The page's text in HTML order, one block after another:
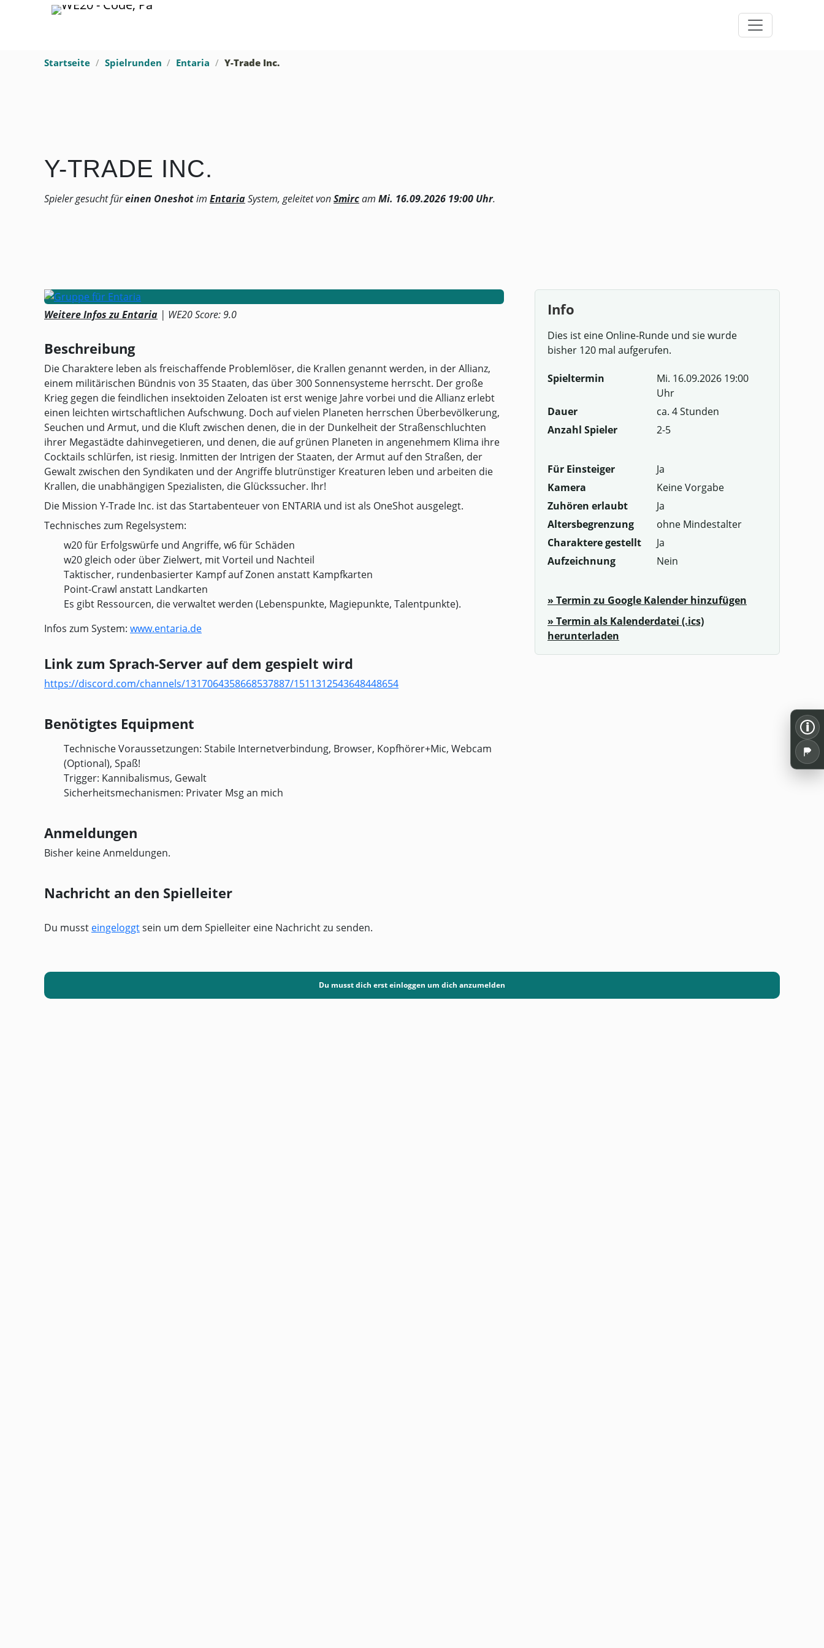
Startseite Spielrunden Entaria Y-Trade Inc.
Y-TRADE INC.
Spieler gesucht füreinen Oneshotim EntariaSystem, geleitet vonSmircam Mi. 16.09.2026 19:00 Uhr.
Weitere Infos zu Entaria | WE20 Score: 9.0
Beschreibung
Die Charaktere leben als freischaffende Problemlöser, die Krallen genannt werden, in der Allianz,
einem militärischen Bündnis von 35 Staaten, das über 300 Sonnensysteme herrscht. Der große
Krieg gegen die feindlichen insektoiden Zeloaten ist erst wenige Jahre vorbei und die Allianz erlebt
einen leichten wirtschaftlichen Aufschwung. Doch auf vielen Planeten herrschen Überbevölkerung,
Seuchen und Armut, und die Kluft zwischen denen, die in der Dunkelheit der Straßenschluchten
ihrer Megastädte dahinvegetieren, und denen, die auf grünen Planeten in angenehmem Klima ihre
Cocktails schlürfen, ist riesig. Inmitten der Intrigen der Staaten, der Armut auf den Straßen, der
Gewalt zwischen den Syndikaten und der Angriffe blutrünstiger Kreaturen leben und arbeiten die
Krallen, die unabhängigen Spezialisten, die Glückssucher. Ihr!
Die Mission Y-Trade Inc. ist das Startabenteuer von ENTARIA und ist als OneShot ausgelegt.
Technisches zum Regelsystem:
w20 für Erfolgswürfe und Angriffe, w6 für Schäden
w20 gleich oder über Zielwert, mit Vorteil und Nachteil
Taktischer, rundenbasierter Kampf auf Zonen anstatt Kampfkarten
Point-Crawl anstatt Landkarten
Es gibt Ressourcen, die verwaltet werden (Lebenspunkte, Magiepunkte, Talentpunkte).
Infos zum System: www.entaria.de
Link zum Sprach-Server auf dem gespielt wird
https://discord.com/channels/1317064358668537887/1511312543648448654
Benötigtes Equipment
Technische Voraussetzungen: Stabile Internetverbindung, Browser, Kopfhörer+Mic, Webcam
(Optional), Spaß!
Trigger: Kannibalismus, Gewalt
Sicherheitsmechanismen: Privater Msg an mich
Anmeldungen
Bisher keine Anmeldungen.
Nachricht an den Spielleiter
Du musst eingeloggtsein um dem Spielleiter eine Nachricht zu senden.
Info
Dies ist eine Online-Runde und sie wurde
bisher 120 mal aufgerufen.
Spieltermin
Mi. 16.09.2026 19:00
Uhr
Dauer
ca. 4 Stunden
Anzahl Spieler
2-5
Für Einsteiger
Ja
Kamera
Keine Vorgabe
Zuhören erlaubt
Ja
Altersbegrenzung
ohne Mindestalter
Charaktere gestellt
Ja
Aufzeichnung
Nein
» Termin zu Google Kalender hinzufügen
» Termin als Kalenderdatei (.ics)
herunterladen
Du musst dich erst einloggen um dich anzumelden
i